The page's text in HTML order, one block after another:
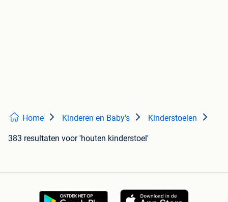
Home Kinderen en Baby's Kinderstoelen
383 resultaten voor 'houten kinderstoel'